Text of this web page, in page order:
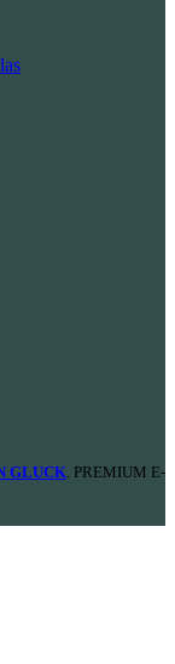
GLUCK . PREMIUM E-